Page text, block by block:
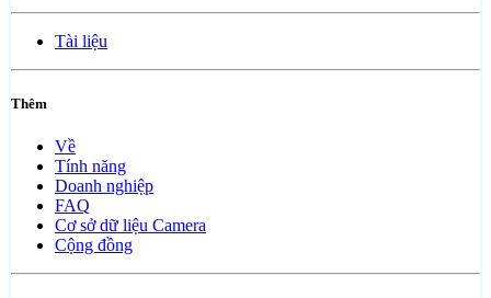
Tài liệu
Thêm
Về
Tính năng
Doanh nghiệp
FAQ
Cơ sở dữ liệu Camera
Cộng đồng